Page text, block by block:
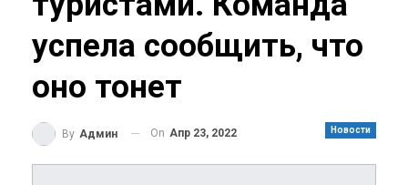
успела сообщить, что
оно тонет
Новости
By Админ On Апр 23, 2022